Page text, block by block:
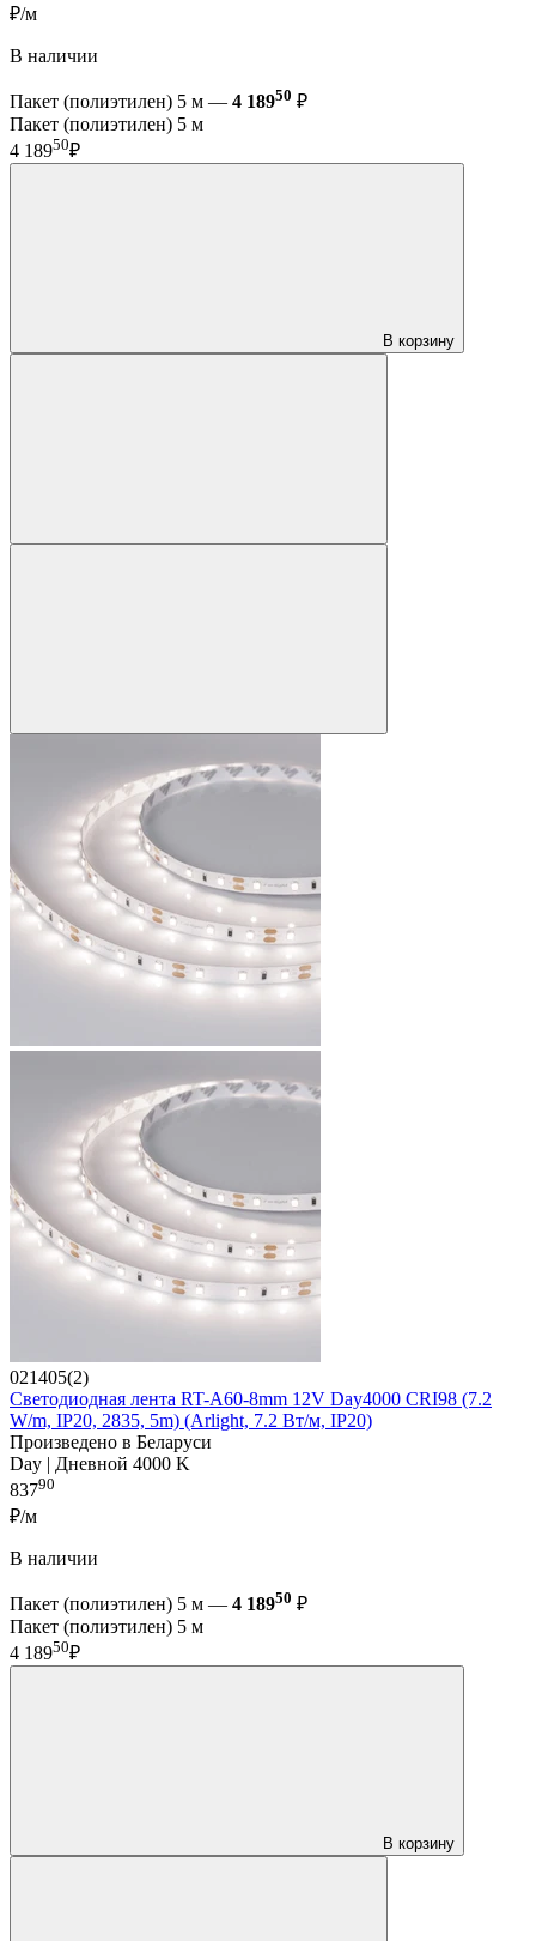
₽/м
В наличии
Пакет (полиэтилен) 5 м — 4 18950 ₽
Пакет (полиэтилен) 5 м
4 18950₽
В корзину
021405(2)
Светодиодная лента RT-A60-8mm 12V Day4000 CRI98 (7.2
W/m, IP20, 2835, 5m) (Arlight, 7.2 Вт/м, IP20)
Произведено в Беларуси
Day | Дневной 4000 K
83790
₽/м
В наличии
Пакет (полиэтилен) 5 м — 4 18950 ₽
Пакет (полиэтилен) 5 м
4 18950₽
В корзину